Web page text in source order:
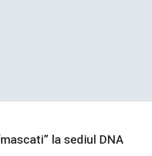
la sediul DNA